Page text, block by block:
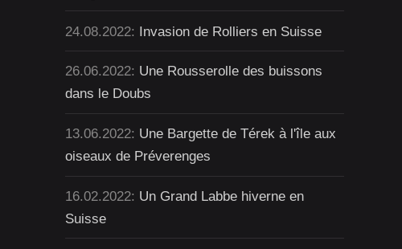
24.08.2022: Invasion de Rolliers en Suisse
26.06.2022: Une Rousserolle des buissons
dans le Doubs
13.06.2022: Une Bargette de Térek à l'île aux
oiseaux de Préverenges
16.02.2022: Un Grand Labbe hiverne en
Suisse